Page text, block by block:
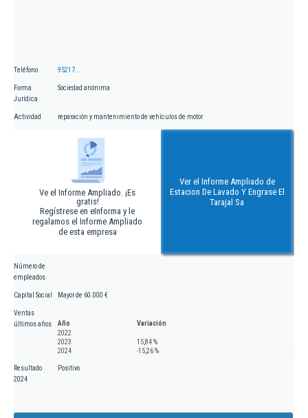
Teléfono 95217...
Forma
Jurídica
Sociedad anónima
Actividad reparación y mantenimiento de vehículos de motor
Ve el Informe Ampliado. ¡Es
gratis!
Regístrese en eInforma y le
regalamos el Informe Ampliado
de esta empresa
Ver el Informe Ampliado de
Estacion De Lavado Y Engrase El
Tarajal Sa
Número de
empleados
Capital Social Mayor de 60.000 €
Ventas
últimos años
Año
Variación
2022
2023
15,84 %
2024
-15,26 %
Resultado
2024
Positivo